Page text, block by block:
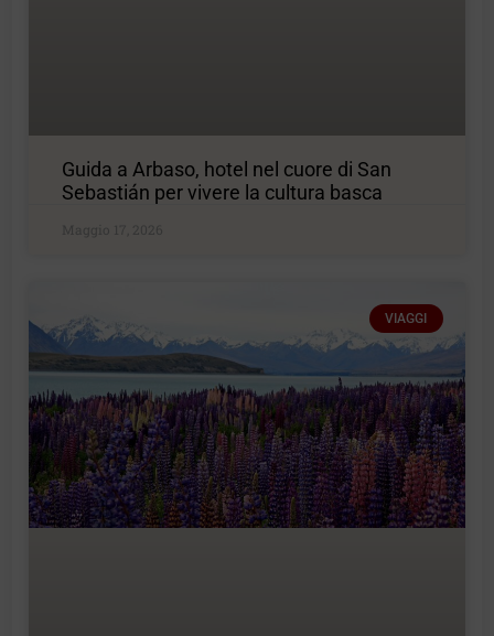
Guida a Arbaso, hotel nel cuore di San
Sebastián per vivere la cultura basca
Maggio 17, 2026
VIAGGI